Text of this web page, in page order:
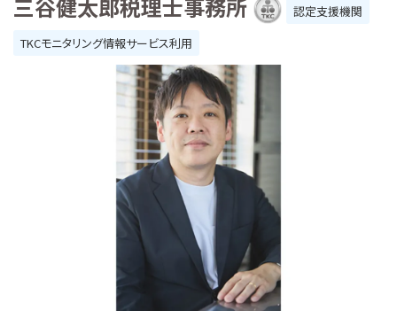
三谷健太郎税理士事務所
認定支援機関
TKCモニタリング情報サービス利用